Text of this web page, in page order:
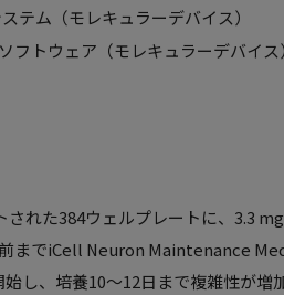
テム（モレキュラーデバイス）
トウェア（モレキュラーデバイス）
れた384ウェルプレートに、3.3
までiCell Neuron Maintenance
し、培養10～12日まで複雑性が増